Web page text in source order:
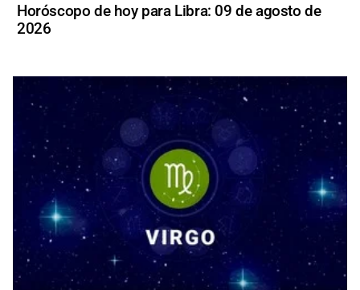
Horóscopo de hoy para Libra: 09 de agosto de
2026